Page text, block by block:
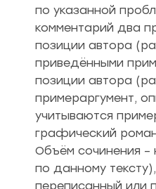
по указанной
комментарий два
позиции автора
приведёнными
позиции автора
примераргумент,
учитываются
графический
Объём сочинения –
по данному
переписанный или